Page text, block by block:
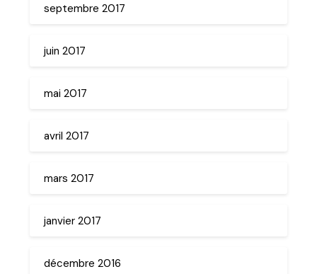
septembre 2017
juin 2017
mai 2017
avril 2017
mars 2017
janvier 2017
décembre 2016